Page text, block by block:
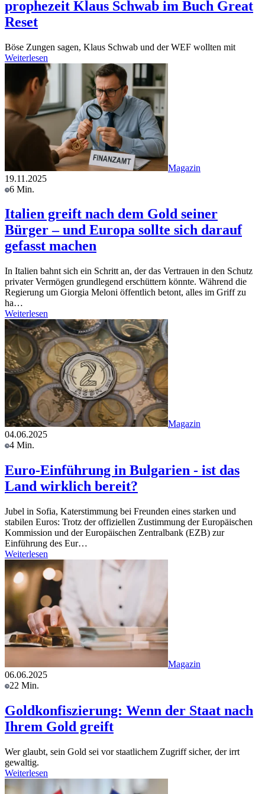
prophezeit Klaus Schwab im Buch Great
Reset
Böse Zungen sagen, Klaus Schwab und der WEF wollten mit
Weiterlesen
Magazin
19.11.2025
6 Min.
Italien greift nach dem Gold seiner
Bürger – und Europa sollte sich darauf
gefasst machen
In Italien bahnt sich ein Schritt an, der das Vertrauen in den Schutz
privater Vermögen grundlegend erschüttern könnte. Während die
Regierung um Giorgia Meloni öffentlich betont, alles im Griff zu
ha…
Weiterlesen
Magazin
04.06.2025
4 Min.
Euro-Einführung in Bulgarien - ist das
Land wirklich bereit?
Jubel in Sofia, Katerstimmung bei Freunden eines starken und
stabilen Euros: Trotz der offiziellen Zustimmung der Europäischen
Kommission und der Europäischen Zentralbank (EZB) zur
Einführung des Eur…
Weiterlesen
Magazin
06.06.2025
22 Min.
Goldkonfiszierung: Wenn der Staat nach
Ihrem Gold greift
Wer glaubt, sein Gold sei vor staatlichem Zugriff sicher, der irrt
gewaltig.
Weiterlesen